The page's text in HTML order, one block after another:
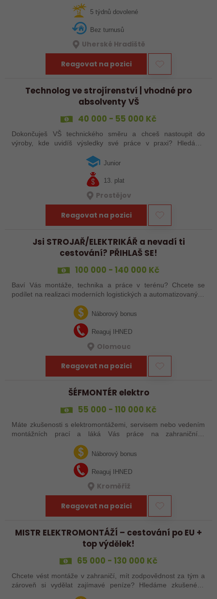
ně. Máte za sebou…
5 týdnů dovolené
Bez turnusů
Uherské Hradiště
Reagovat na pozici
Technolog ve strojírenství | vhodné pro
absolventy VŠ
40 000 - 55 000 Kč
Dokončuješ VŠ technického směru a chceš nastoupit do
výroby, kde uvidíš výsledky své práce v praxi? Hledáme
Pozice se zaměřuje především na…
Junior
13. plat
Prostějov
Reagovat na pozici
Jsi STROJAŘ/ELEKTRIKÁŘ a nevadí ti
cestování? PŘIHLAŠ SE!
100 000 - 140 000 Kč
Baví Vás montáže, technika a práce v terénu? Chcete se
podílet na realizaci moderních logistických a automatizovaných
servisní technik nebo…
Náborový bonus
Reaguj IHNED
Olomouc
Reagovat na pozici
ŠÉFMONTÉR elektro
55 000 - 110 000 Kč
Máte zkušenosti s elektromontážemi, servisem nebo vedením
montážních prací a láká Vás práce na zahraničních
projektech? Nebo jste šikovný elektrikář či elektromontér, který
už nechce být jen „řadový…Náborový bonus
Reaguj IHNED
Kroměříž
Reagovat na pozici
MISTR ELEKTROMONTÁŽÍ – cestování po EU +
top výdělek!
65 000 - 130 000 Kč
Chcete vést montáže v zahraničí, mít zodpovědnost za tým a
zároveň si vydělat zajímavé peníze? Hledáme zkušeného